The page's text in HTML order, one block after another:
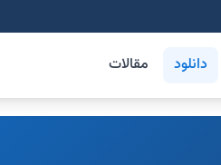
دانلود مقالات